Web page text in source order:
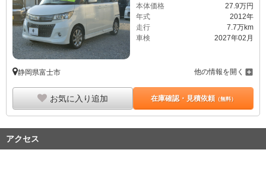
本体価格
27.9万円
年式
2012年
走行
7.7万km
車検
2027年02月
静岡県富士市 他の情報を開く
お気に入り追加 在庫確認・見積依頼（無料）
アクセス